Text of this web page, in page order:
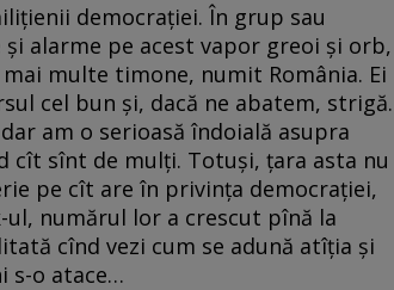
democrației. În grup sau
alarme pe acest vapor greoi și orb,
multe timone, numit România. Ei
cel bun și, dacă ne abatem, strigă.
am o serioasă îndoială asupra
cît sînt de mulți. Totuși, țara asta nu
pe cît are în privința democrației,
ul, numărul lor a crescut pînă la
cînd vezi cum se adună atîția și
s-o atace…